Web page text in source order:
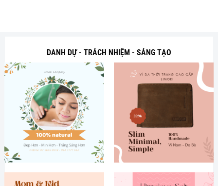
DANH DỰ - TRÁCH NHIỆM - SÁNG TẠO